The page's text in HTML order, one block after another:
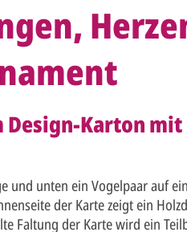
Design-Karton mit
und unten ein Vogelpaar auf
der Karte zeigt ein
Faltung der Karte wird ein